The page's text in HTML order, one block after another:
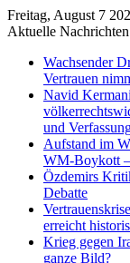
Freitag, August 7
Aktuelle Nachrichten
Wachsender
Vertrauen
Navid
und
Aufstand im
WM-Boykott
Özdemirs
Debatte
erreicht
Krieg gegen
ganze Bild?